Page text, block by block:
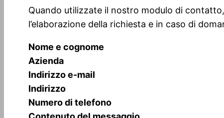
Quando utilizzate il nostro modulo di
l’elaborazione della richiesta e in caso di
Nome e cognome
Azienda
Indirizzo e-mail
Indirizzo
Numero di telefono